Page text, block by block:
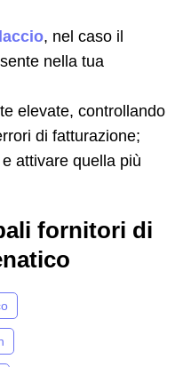
, nel caso il
nella tua
elevate, controllando
di fatturazione;
e attivare quella più
fornitori di